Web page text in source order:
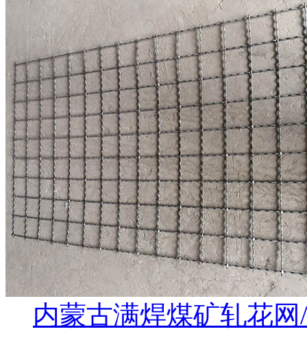
内蒙古满焊煤矿轧花